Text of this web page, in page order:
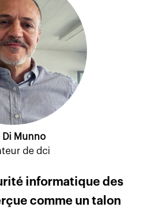
Di Munno
de dci
informatique des
comme un talon